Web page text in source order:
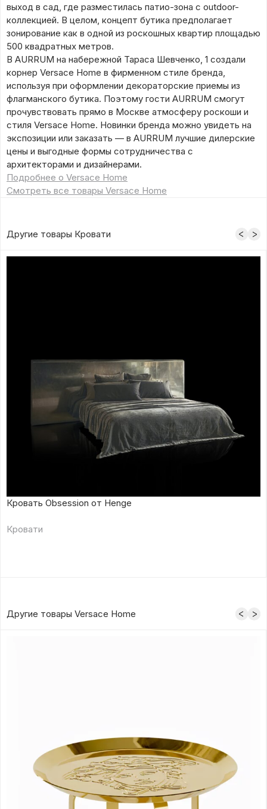
выход в сад, где разместилась патио-зона с outdoor-
коллекцией. В целом, концепт бутика предполагает
зонирование как в одной из роскошных квартир площадью
500 квадратных метров.
В AURRUM на набережной Тараса Шевченко, 1 создали
корнер Versace Home в фирменном стиле бренда,
используя при оформлении декораторские приемы из
флагманского бутика. Поэтому гости AURRUM смогут
прочувствовать прямо в Москве атмосферу роскоши и
стиля Versace Home. Новинки бренда можно увидеть на
экспозиции или заказать — в AURRUM лучшие дилерские
цены и выгодные формы сотрудничества с
архитекторами и дизайнерами.
Подробнее о Versace Home
Смотреть все товары Versace Home
Другие товары Кровати
Кровать Obsession от Henge
Кровати
Другие товары Versace Home